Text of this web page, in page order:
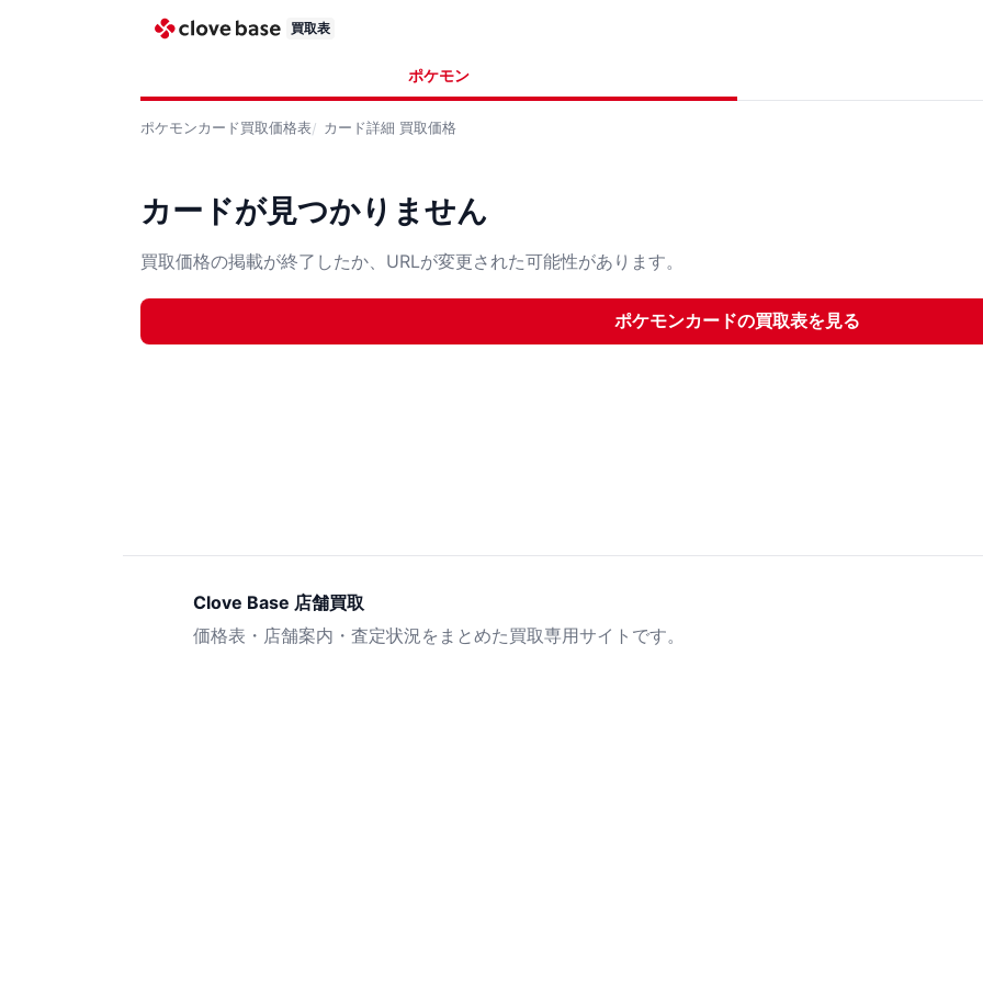
買取表
ポケモン
ポケモンカード買取価格表 カード詳細 買取価格
カードが見つかりません
買取価格の掲載が終了したか、URLが変更された可能性があります。
ポケモンカードの買取表を見る
Clove Base 店舗買取
価格表・店舗案内・査定状況をまとめた買取専用サイトです。